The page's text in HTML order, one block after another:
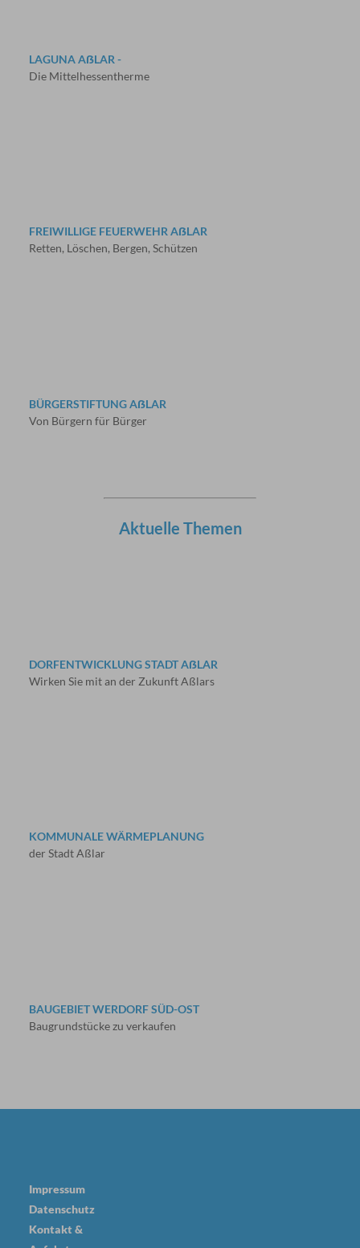
LAGUNA AẞLAR -
Die Mittelhessentherme
FREIWILLIGE FEUERWEHR AẞLAR
Retten, Löschen, Bergen, Schützen
BÜRGERSTIFTUNG AẞLAR
Von Bürgern für Bürger
Aktuelle Themen
DORFENTWICKLUNG STADT AẞLAR
Wirken Sie mit an der Zukunft Aßlars
KOMMUNALE WÄRMEPLANUNG
der Stadt Aßlar
BAUGEBIET WERDORF SÜD-OST
Baugrundstücke zu verkaufen
Impressum
Datenschutz
Kontakt &